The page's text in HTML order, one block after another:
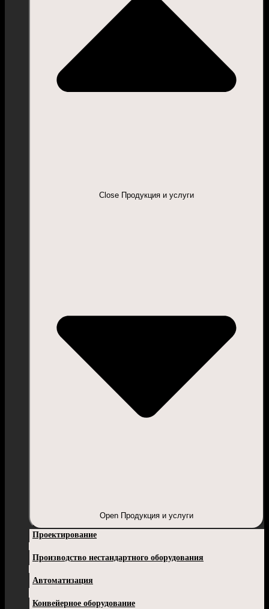
Close Продукция и услуги
Open Продукция и услуги
Проектирование
Производство нестандартного оборудования
Автоматизация
Конвейерное оборудование